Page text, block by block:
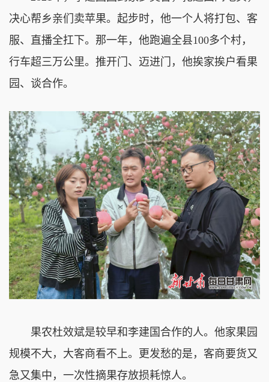
决心帮乡亲们卖苹果。起步时，他一个人将打包、客
服、直播全扛下。那一年，他跑遍全县100多个村，
行车超三万公里。推开门、迈进门，他挨家挨户看果
园、谈合作。
果农杜效斌是较早和李建国合作的人。他家果园
规模不大，大客商看不上。更发愁的是，客商要货又
急又集中，一次性摘果存放损耗惊人。